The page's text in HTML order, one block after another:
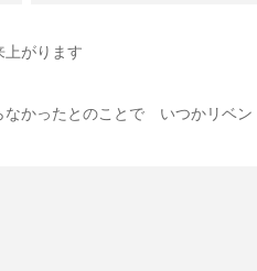
がります
なかったとのことで いつかリベン